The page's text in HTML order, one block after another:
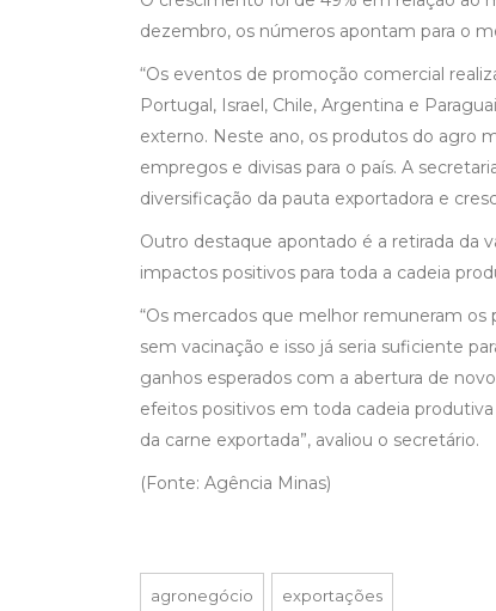
dezembro, os números apontam para o
“Os eventos de promoção comercial
Portugal, Israel, Chile, Argentina e
externo. Neste ano, os produtos do agro
empregos e divisas para o país. A
diversificação da pauta exportadora e
Outro destaque apontado é a retirada da
impactos positivos para toda a cadeia
“Os mercados que melhor remuneram
sem vacinação e isso já seria suficiente
ganhos esperados com a abertura de
efeitos positivos em toda cadeia
da carne exportada”, avaliou o secretário.
(Fonte: Agência Minas)
agronegócio exportações